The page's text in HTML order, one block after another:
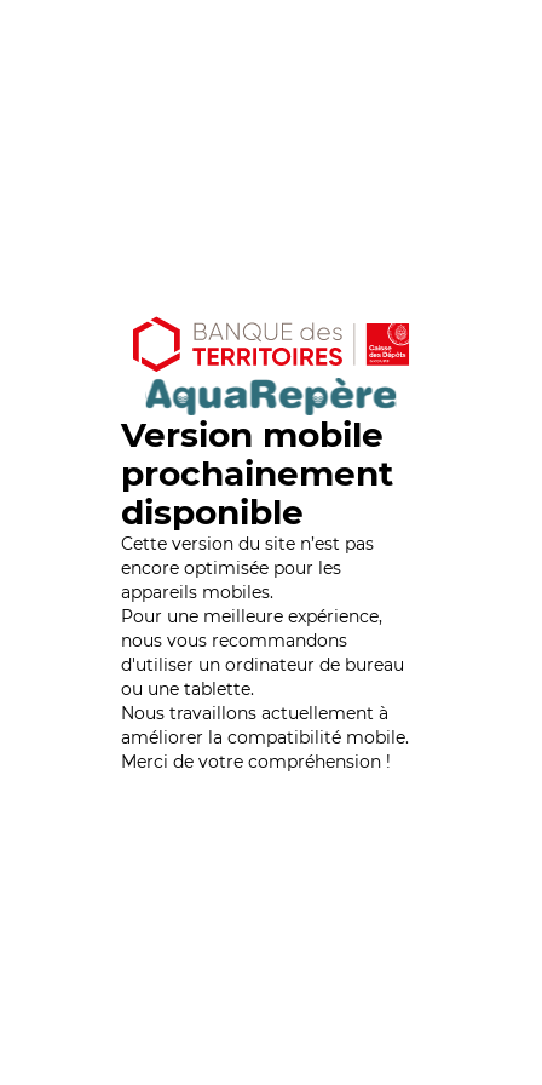
Version mobile
prochainement
disponible
Cette version du site n’est pas
encore optimisée pour les
appareils mobiles.
Pour une meilleure expérience,
nous vous recommandons
d'utiliser un ordinateur de bureau
ou une tablette.
Nous travaillons actuellement à
améliorer la compatibilité mobile.
Merci de votre compréhension !